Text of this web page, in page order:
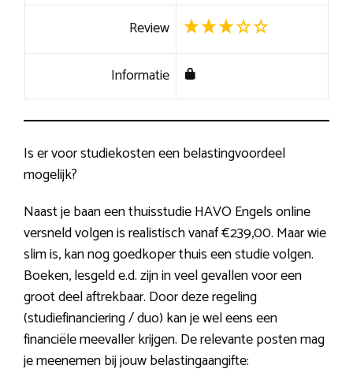
Review
Informatie
Is er voor studiekosten een belastingvoordeel
mogelijk?
Naast je baan een thuisstudie HAVO Engels online
versneld volgen is realistisch vanaf €239,00. Maar wie
slim is, kan nog goedkoper thuis een studie volgen.
Boeken, lesgeld e.d. zijn in veel gevallen voor een
groot deel aftrekbaar. Door deze regeling
(studiefinanciering / duo) kan je wel eens een
financiële meevaller krijgen. De relevante posten mag
je meenemen bij jouw belastingaangifte: